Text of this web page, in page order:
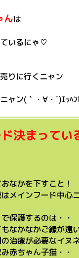
んは
いるにゃ♡
りに行くニャン
ャン(｀・∀・´)ｴｯﾍ
決まってい
なかを下すこと！
メインフード中心
保護するのは・・
なかなかご縁が遠
治療が必要なイヌ
赤ちゃん子猫・・